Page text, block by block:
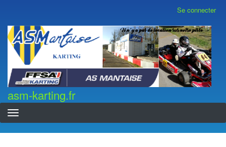
contenu
principal
compte
de
l'utilisateur
Se connecter
asm-karting.fr
asm-karting.fr